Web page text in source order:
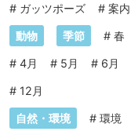
# ガッツポーズ # 案内
動物 季節 # 春
# 4月 # 5月 # 6月
# 12月
自然・環境 # 環境